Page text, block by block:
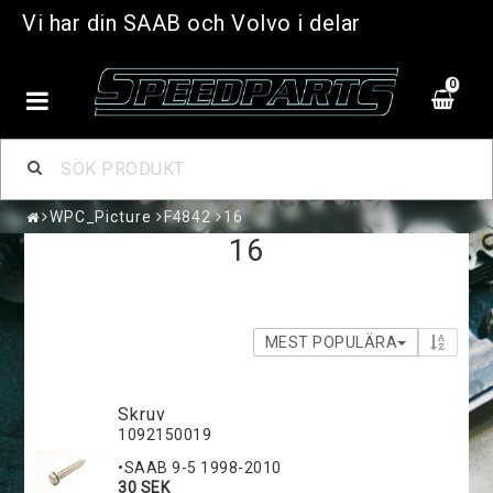
Vi har din SAAB och Volvo i delar
0
WPC_Picture F4842 16
16
MEST POPULÄRA
Skruv
1092150019
•SAAB 9-5 1998-2010
30 SEK